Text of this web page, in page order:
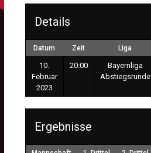
Details
Datum Zeit Liga
10.
Februar
2023
20:00
Bayernliga
Abstiegsrunde
Ergebnisse